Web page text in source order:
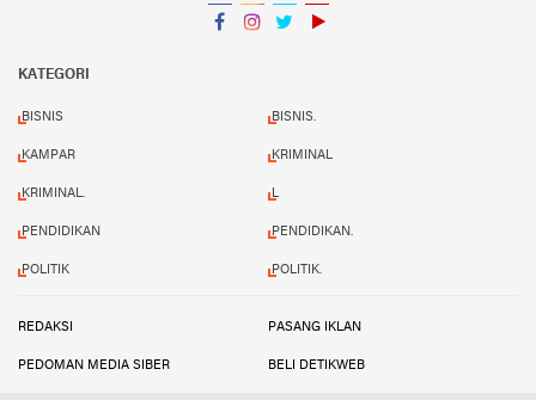
KATEGORI
BISNIS BISNIS.
KAMPAR KRIMINAL
KRIMINAL. L
PENDIDIKAN PENDIDIKAN.
POLITIK POLITIK.
REDAKSI PASANG IKLAN
PEDOMAN MEDIA SIBER BELI DETIKWEB